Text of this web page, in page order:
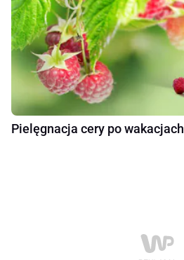
Pielęgnacja cery po wakacjach